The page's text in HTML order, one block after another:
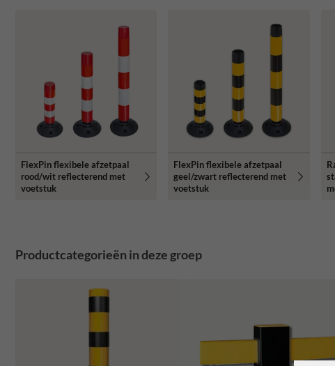
FlexPin flexibele afzetpaal
rood/wit reflecterend met
voetstuk
FlexPin flexibele afzetpaal
geel/zwart reflecterend met
voetstuk
Productcategorieën in deze groep